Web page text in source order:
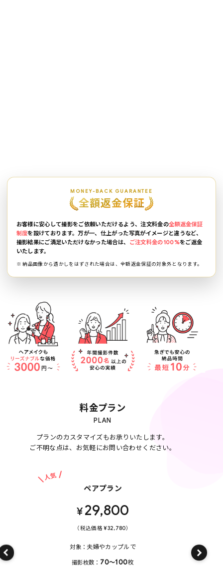
MONEY-BACK GUARANTEE
全額返金保証
お客様に安心して撮影をご依頼いただけるよう、注文料金の全額返金保証
制度を設けております。万が一、仕上がった写真がイメージと違うなど、
撮影結果にご満足いただけなかった場合は、
ご注文料金の100%をご返金
いたします。
※ 納品画像から透かしをはずされた場合は、全額返金保証の対象外となります。
料金プラン
PLAN
プランのカスタマイズもお承りいたします。
ご不明な点は、お気軽にお問い合わせください。
人気
ペアプラン
¥29,800
（税込価格 ¥32,780）
対象 夫婦やカップルで
撮影枚数 70〜100枚